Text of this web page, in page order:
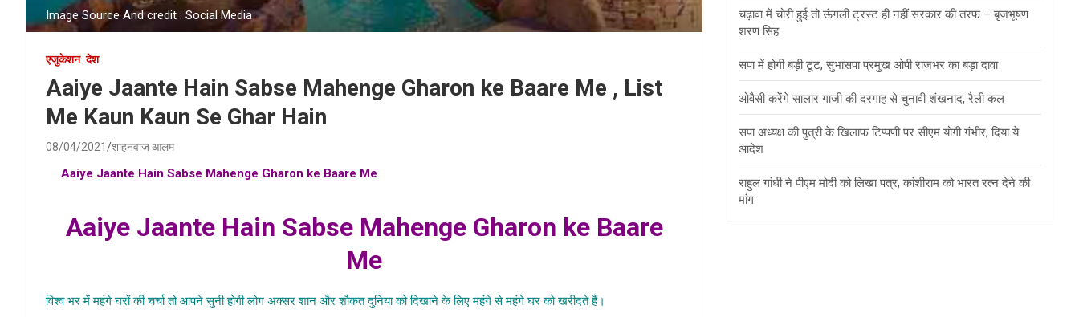
Image Source And credit : Social Media
एजुकेशन देश
Aaiye Jaante Hain Sabse Mahenge Gharon ke Baare Me , List
Me Kaun Kaun Se Ghar Hain
08/04/2021 शाहनवाज आलम
Aaiye Jaante Hain Sabse Mahenge Gharon ke Baare Me
Aaiye Jaante Hain Sabse Mahenge Gharon ke Baare
Me
विश्व भर में महंगे घरों की चर्चा तो आपने सुनी होगी लोग अक्सर शान और शौकत दुनिया को दिखाने के लिए महंगे से महंगे घर को खरीदते हैं।
चढ़ावा में चोरी हुई तो ऊंगली ट्रस्ट ही नहीं सरकार की तरफ – बृजभूषण
शरण सिंह
सपा में होगी बड़ी टूट, सुभासपा प्रमुख ओपी राजभर का बड़ा दावा
ओवैसी करेंगे सालार गाजी की दरगाह से चुनावी शंखनाद, रैली कल
सपा अध्यक्ष की पुत्री के खिलाफ टिप्पणी पर सीएम योगी गंभीर, दिया ये
आदेश
राहुल गांधी ने पीएम मोदी को लिखा पत्र, कांशीराम को भारत रत्न देने की
मांग